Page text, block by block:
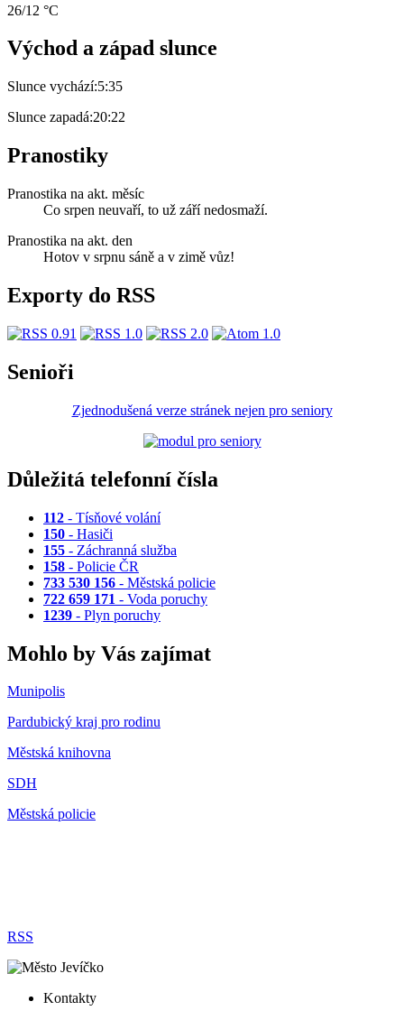
26/12 °C
Východ a západ slunce
Slunce vychází:5:35
Slunce zapadá:20:22
Pranostiky
Pranostika na akt. měsíc
Co srpen neuvaří, to už září nedosmaží.
Pranostika na akt. den
Hotov v srpnu sáně a v zimě vůz!
Exporty do RSS
Senioři
Zjednodušená verze stránek nejen pro seniory
Důležitá telefonní čísla
112 - Tísňové volání
150 - Hasiči
155 - Záchranná služba
158 - Policie ČR
733 530 156 - Městská policie
722 659 171 - Voda poruchy
1239 - Plyn poruchy
Mohlo by Vás zajímat
Munipolis
Pardubický kraj pro rodinu
Městská knihovna
SDH
Městská policie
RSS
Kontakty